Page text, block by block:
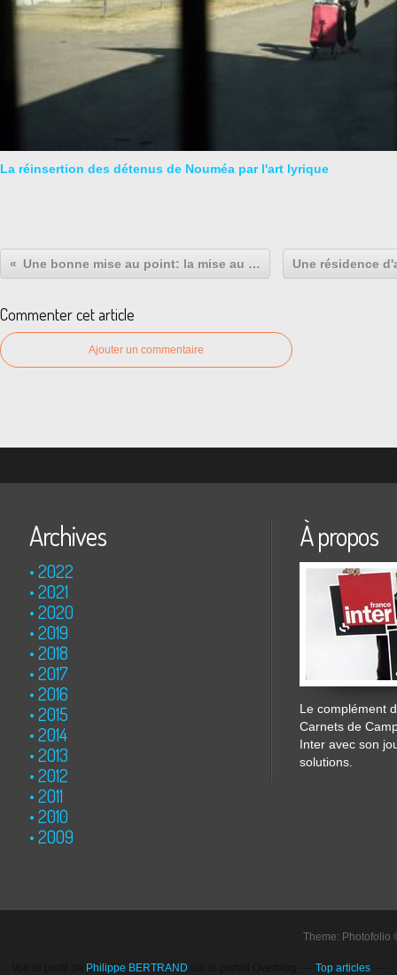
La réinsertion des détenus de Nouméa par l'art lyrique
Une bonne mise au point: la mise au vert.
Commenter cet article
Ajouter un commentaire
Archives
2022
2021
2020
2019
2018
2017
2016
2015
2014
2013
2012
2011
2010
2009
À propos
Le complément
Carnets de
Inter avec son
solutions.
Theme:
Philippe BERTRAND
Top articles